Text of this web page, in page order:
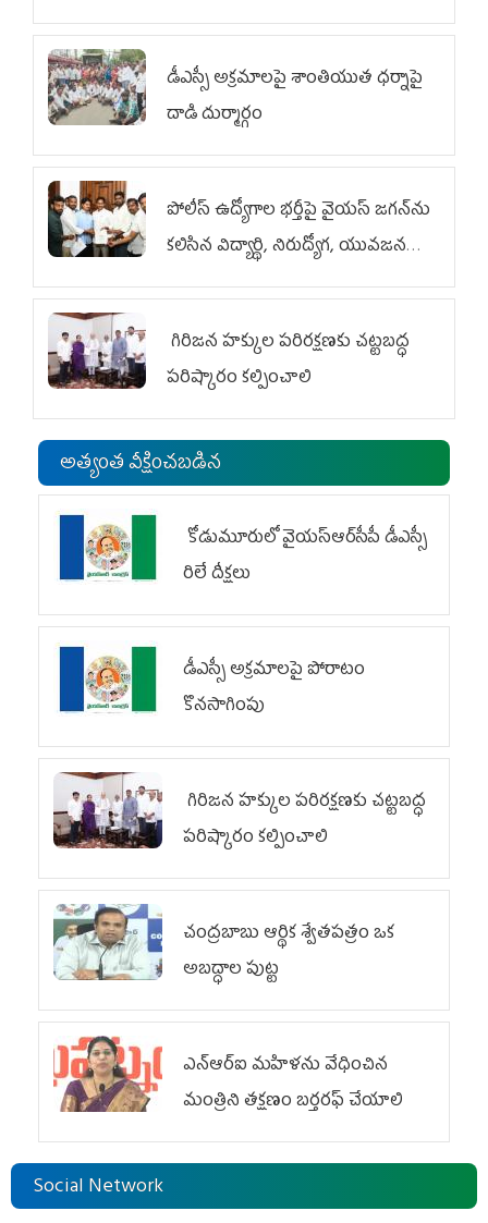
డీఎస్సీ అక్రమాలపై శాంతియుత ధర్నాపై
దాడి దుర్మార్గం
పోలీస్ ఉద్యోగాల భర్తీపై వైయస్ జగన్‌ను
కలిసిన విద్యార్థి, నిరుద్యోగ, యువజన
జేఏసీ
గిరిజన హక్కుల పరిరక్షణకు చట్టబద్ధ
పరిష్కారం కల్పించాలి
అత్యంత వీక్షించబడిన
కోడుమూరులో వైయ‌స్ఆర్‌సీపీ డీఎస్సీ
రిలే దీక్షలు
డీఎస్సీ అక్రమాలపై పోరాటం
కొనసాగింపు
గిరిజన హక్కుల పరిరక్షణకు చట్టబద్ధ
పరిష్కారం కల్పించాలి
చంద్రబాబు ఆర్థిక శ్వేతపత్రం ఒక
అబద్ధాల పుట్ట
ఎన్ఆర్ఐ మహిళను వేధించిన
మంత్రిని త‌క్ష‌ణం బ‌ర్త‌ర‌ఫ్ చేయాలి
Social Network